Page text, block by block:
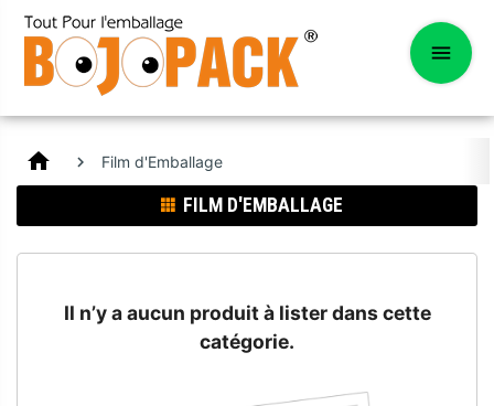
home Film d'Emballage
FILM D'EMBALLAGE
Il n’y a aucun produit à lister dans cette
catégorie.